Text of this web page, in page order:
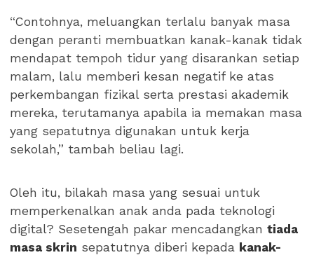
“Contohnya, meluangkan terlalu banyak masa
dengan peranti membuatkan kanak-kanak tidak
mendapat tempoh tidur yang disarankan setiap
malam, lalu memberi kesan negatif ke atas
perkembangan fizikal serta prestasi akademik
mereka, terutamanya apabila ia memakan masa
yang sepatutnya digunakan untuk kerja
sekolah,” tambah beliau lagi.
Oleh itu, bilakah masa yang sesuai untuk
memperkenalkan anak anda pada teknologi
digital? Sesetengah pakar mencadangkan tiada
masa skrin sepatutnya diberi kepada kanak-